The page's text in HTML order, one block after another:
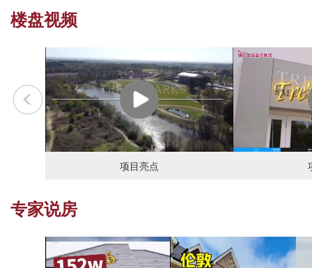
2015 年，Trent Park正式被开发商Berkeley 收购，倾巨资精心修复
貌书写着新的篇章，建造开辟出全新的住宅区和博物馆，在伦敦市遥
楼盘视频
项目亮点
专家说房